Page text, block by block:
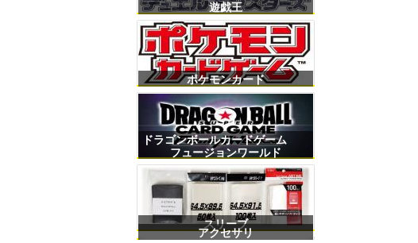
遊戯王
ポケモンカード
ドラゴンボールカードゲーム
フュージョンワールド
スリーブ
アクセサリ